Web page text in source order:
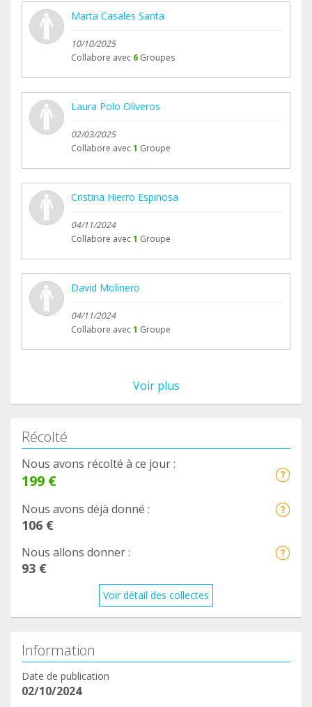
Marta Casales Santa
10/10/2025
Collabore avec 6 Groupes
Laura Polo Oliveros
02/03/2025
Collabore avec1 Groupe
Cristina Hierro Espinosa
04/11/2024
Collabore avec1 Groupe
David Molinero
04/11/2024
Collabore avec1 Groupe
Voir plus
Récolté
Nous avons récolté à ce jour :
199 €
Nous avons déjà donné :
106 €
Nous allons donner :
93 €
Voir détail des collectes
Information
Date de publication
02/10/2024